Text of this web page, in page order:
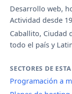
Desarrollo web,
Actividad desde
Caballito, Ciudad
todo el país y
SECTORES DE
Programación a